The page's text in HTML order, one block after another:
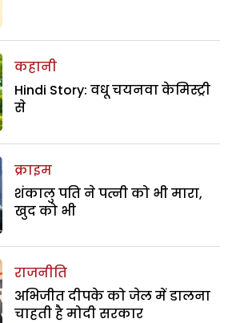
कहानी
Hindi Story: वधू चयनवा केमिस्ट्री
से
क्राइम
शंकालु पति ने पत्नी को भी मारा,
खुद को भी
राजनीति
अभिजीत दीपके को जेल में डालना
चाहती है मोदी सरकार